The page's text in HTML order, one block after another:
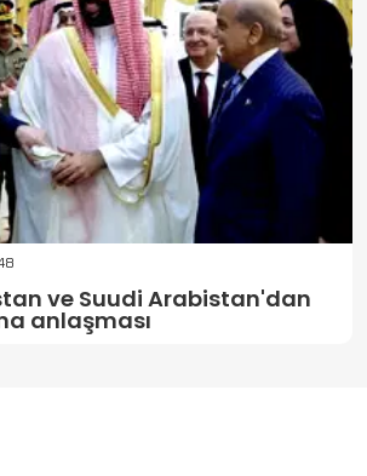
ve Suudi Arabistan'dan
anlaşması